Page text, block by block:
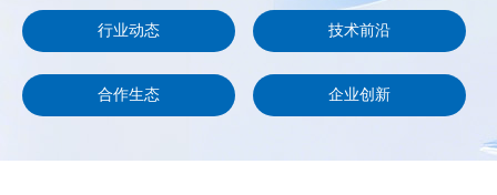
行业动态 技术前沿
合作生态 企业创新